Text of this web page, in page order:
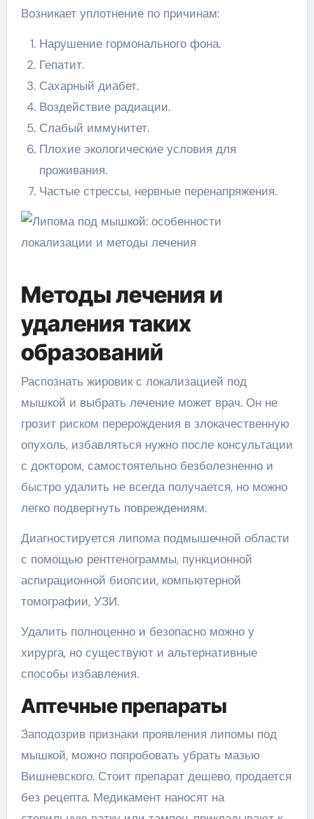
Возникает уплотнение по причинам:
Нарушение гормонального фона.
Гепатит.
Сахарный диабет.
Воздействие радиации.
Слабый иммунитет.
Плохие экологические условия для
проживания.
Частые стрессы, нервные перенапряжения.
Методы лечения и
удаления таких
образований
Распознать жировик с локализацией под
мышкой и выбрать лечение может врач. Он не
грозит риском перерождения в злокачественную
опухоль, избавляться нужно после консультации
с доктором, самостоятельно безболезненно и
быстро удалить не всегда получается, но можно
легко подвергнуть повреждениям.
Диагностируется липома подмышечной области
с помощью рентгенограммы, пункционной
аспирационной биопсии, компьютерной
томографии, УЗИ.
Удалить полноценно и безопасно можно у
хирурга, но существуют и альтернативные
способы избавления.
Аптечные препараты
Заподозрив признаки проявления липомы под
мышкой, можно попробовать убрать мазью
Вишневского. Стоит препарат дешево, продается
без рецепта. Медикамент наносят на